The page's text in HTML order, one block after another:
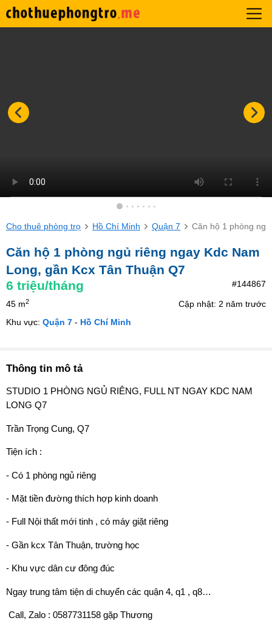
Cho thuê phòng trọ Hồ Chí Minh Quận 7 Căn hộ 1 phòng
Căn hộ 1 phòng ngủ riêng ngay Kdc Nam
Long, gần Kcx Tân Thuận Q7
6 triệu/tháng #144867
45 m2
Cập nhật: 2 năm trước
Khu vực: Quận 7 - Hồ Chí Minh
Thông tin mô tả
STUDIO 1 PHÒNG NGỦ RIÊNG, FULL NT NGAY KDC NAM
LONG Q7
Trần Trọng Cung, Q7
Tiện ích :
- Có 1 phòng ngủ riêng
- Mặt tiền đường thích hợp kinh doanh
- Full Nội thất mới tinh , có máy giặt riêng
- Gần kcx Tân Thuận, trường học
- Khu vực dân cư đông đúc
Ngay trung tâm tiện di chuyển các quận 4, q1 , q8…
️ Call, Zalo : 0587731158 gặp Thương